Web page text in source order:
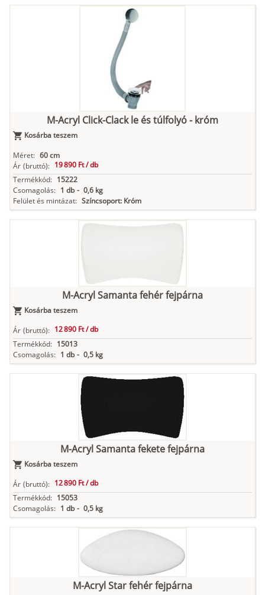
M-Acryl Click-Clack le és túlfolyó - króm
Kosárba teszem
Méret: 60 cm
Ár (bruttó): 19 890 Ft /db
Termékkód: 15222
Csomagolás: 1 db - 0,6 kg
Felület és mintázat: Színcsoport: Króm
M-Acryl Samanta fehér fejpárna
Kosárba teszem
Ár (bruttó): 12 890 Ft /db
Termékkód: 15013
Csomagolás: 1 db - 0,5 kg
M-Acryl Samanta fekete fejpárna
Kosárba teszem
Ár (bruttó): 12 890 Ft /db
Termékkód: 15053
Csomagolás: 1 db - 0,5 kg
M-Acryl Star fehér fejpárna